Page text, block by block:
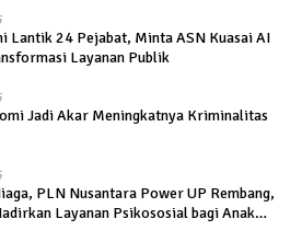
Lantik 24 Pejabat, Minta ASN Kuasai AI
Layanan Publik
Jadi Akar Meningkatnya Kriminalitas
PLN Nusantara Power UP Rembang,
Layanan Psikososial bagi Anak